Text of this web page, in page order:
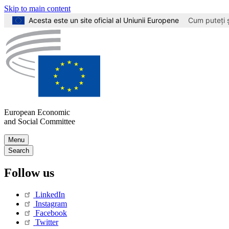
Skip to main content
Acesta este un site oficial al Uniunii Europene
Cum puteți
European Economic
and Social Committee
Main
navigation
(Mobile)
Menu
to
Content
Search
Follow us
LinkedIn
Instagram
Facebook
Twitter